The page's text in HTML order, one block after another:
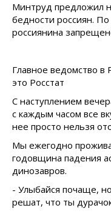
Минтруд предложил
бедности россиян.
россиянина
Главное ведомство в
это Росстат
С наступлением
с каждым часом все
нее просто нельзя
Мы ежегодно
годовщина падения
динозавров.
- Улыбайся почаще,
решат, что ты